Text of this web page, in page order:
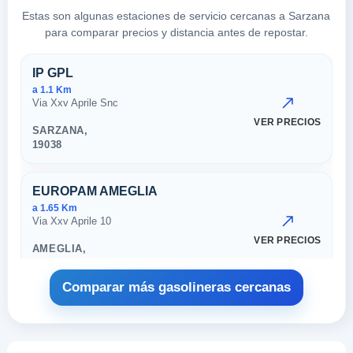
Estas son algunas estaciones de servicio cercanas a Sarzana
para comparar precios y distancia antes de repostar.
Estaciones cercanas en
IP GPL
a 1.1 Km
Via Xxv Aprile Snc
SARZANA,
19038
VER PRECIOS
EUROPAM AMEGLIA
a 1.65 Km
Via Xxv Aprile 10
AMEGLIA,
VER PRECIOS
SOPETI LUNI
a 2.77 Km
Comparar más gasolineras cercanas